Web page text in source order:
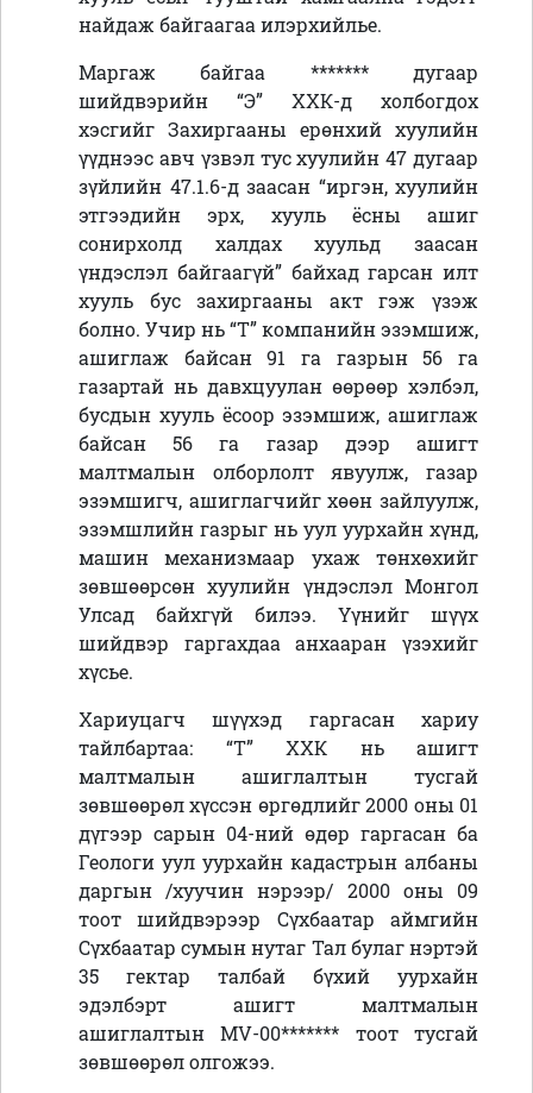
найдаж байгаагаа илэрхийлье.
Маргаж байгаа ******* дугаар
шийдвэрийн “Э” ХХК-д холбогдох
хэсгийг Захиргааны ерөнхий хуулийн
үүднээс авч үзвэл тус хуулийн 47 дугаар
зүйлийн 47.1.6-д заасан “иргэн, хуулийн
этгээдийн эрх, хууль ёсны ашиг
сонирхолд халдах хуульд заасан
үндэслэл байгаагүй” байхад гарсан илт
хууль бус захиргааны акт гэж үзэж
болно. Учир нь “Т” компанийн эзэмшиж,
ашиглаж байсан 91 га газрын 56 га
газартай нь давхцуулан өөрөөр хэлбэл,
бусдын хууль ёсоор эзэмшиж, ашиглаж
байсан 56 га газар дээр ашигт
малтмалын олборлолт явуулж, газар
эзэмшигч, ашиглагчийг хөөн зайлуулж,
эзэмшлийн газрыг нь уул уурхайн хүнд,
машин механизмаар ухаж төнхөхийг
зөвшөөрсөн хуулийн үндэслэл Монгол
Улсад байхгүй билээ. Үүнийг шүүх
шийдвэр гаргахдаа анхааран үзэхийг
хүсье.
Хариуцагч шүүхэд гаргасан хариу
тайлбартаа: “Т” ХХК нь ашигт
малтмалын ашиглалтын тусгай
зөвшөөрөл хүссэн өргөдлийг 2000 оны 01
дүгээр сарын 04-ний өдөр гаргасан ба
Геологи уул уурхайн кадастрын албаны
даргын /хуучин нэрээр/ 2000 оны 09
тоот шийдвэрээр Сүхбаатар аймгийн
Сүхбаатар сумын нутаг Тал булаг нэртэй
35 гектар талбай бүхий уурхайн
эдэлбэрт ашигт малтмалын
ашиглалтын МV-00******* тоот тусгай
зөвшөөрөл олгожээ.